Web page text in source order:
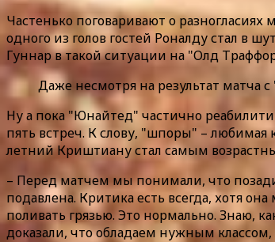
Частенько поговаривают о
одного из голов гостей Роналду стал в
Гуннар в такой ситуации на "Олд
Даже несмотря на результат матча
Ну а пока "Юнайтед" частично
пять встреч. К слову, "шпоры" – любимая
летний Криштиану стал самым
– Перед матчем мы понимали, что
подавлена. Критика есть всегда, хотя
поливать грязью. Это нормально. Знаю,
доказали, что обладаем нужным